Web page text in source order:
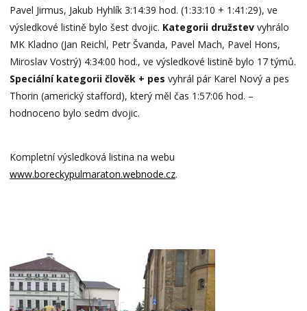
Pavel Jirmus, Jakub Hyhlík 3:14:39 hod. (1:33:10 + 1:41:29), ve
výsledkové listině bylo šest dvojic. Kategorii družstevvyhrálo
MK Kladno (Jan Reichl, Petr Švanda, Pavel Mach, Pavel Hons,
Miroslav Vostrý) 4:34:00 hod., ve výsledkové listině bylo 17 týmů.
Speciální kategorii člověk + pes vyhrál pár Karel Nový a pes
Thorin (americký stafford), který měl čas 1:57:06 hod. –
hodnoceno bylo sedm dvojic.
Kompletní výsledková listina na webu
www.boreckypulmaraton.webnode.cz.